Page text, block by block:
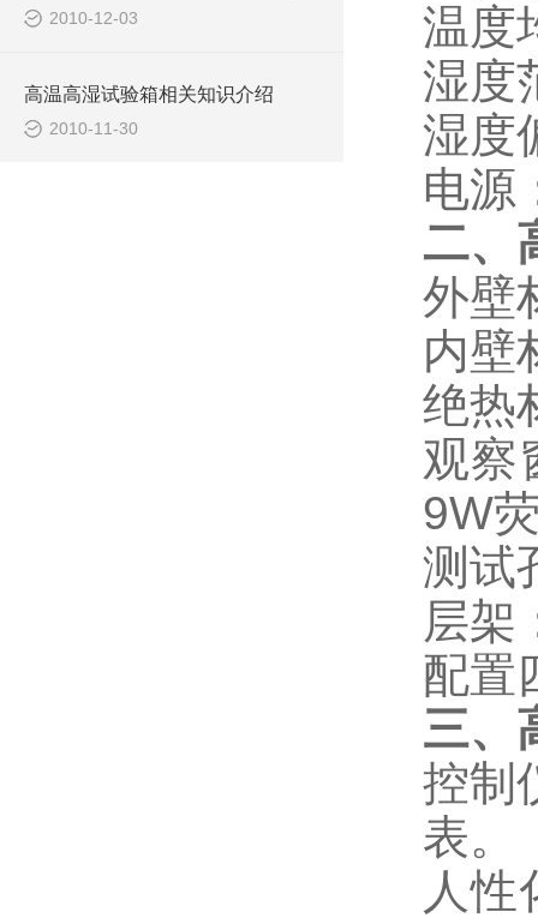
2010-12-03
高温高湿试验箱相关知识介绍
2010-11-30
温度
湿度
湿度
电源
二、
外壁
内壁
绝热
观察
9W
测试
层架
配置
三、
控制
表。
人